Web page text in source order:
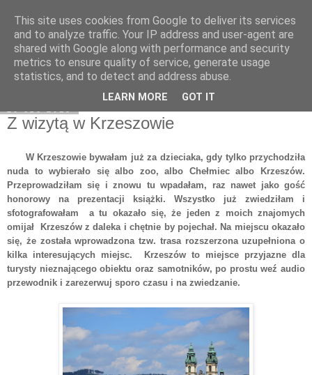
Moje miejsce
Z wizytą w Krzeszowie
W Krzeszowie bywałam już za dzieciaka, gdy tylko przychodziła
nuda to wybierało się albo zoo, albo Chełmiec albo Krzeszów.
Przeprowadziłam się i znowu tu wpadałam, raz nawet jako gość
honorowy na prezentacji książki. Wszystko już zwiedziłam i
sfotografowałam a tu okazało się, że jeden z moich znajomych
omijał Krzeszów z daleka i chętnie by pojechał. Na miejscu okazało
się, że została wprowadzona tzw. trasa rozszerzona uzupełniona o
kilka interesujących miejsc. Krzeszów to miejsce przyjazne dla
turysty nieznającego obiektu oraz samotników, po prostu weź audio
przewodnik i zarezerwuj sporo czasu i na zwiedzanie.
This site uses cookies from Google to deliver its services
and to analyze traffic. Your IP address and user-agent are
shared with Google along with performance and security
metrics to ensure quality of service, generate usage
statistics, and to detect and address abuse.
LEARN MORE GOT IT